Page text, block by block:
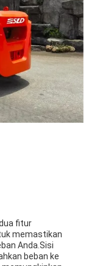
fitur
memastikan
Anda.Sisi
beban ke